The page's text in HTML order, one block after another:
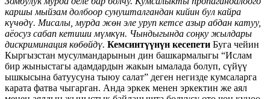
каршы мыйзам долбоор сунушталгандан кийин бул кайра
күчөдү. Мисалы, мурда жөн эле уруп кетсе азыр абдан катуу,
аёосуз сабап кетиши мүмкүн. Чындыгында соңку жылдары
дискриминация көбөйдү. Кемсинтүүнүн кесепети Буга чейин
Кыргызстан мусулмандарынын дин башкармалыгы “Ислам
бир жыныстагы адамдардын жакын ымалада болуп, сүйүү
ышкысына батуусуна тыюу салат” деген негизде кумсаларга
карата фатва чыгарган. Анда эркек менен эркектин же аял